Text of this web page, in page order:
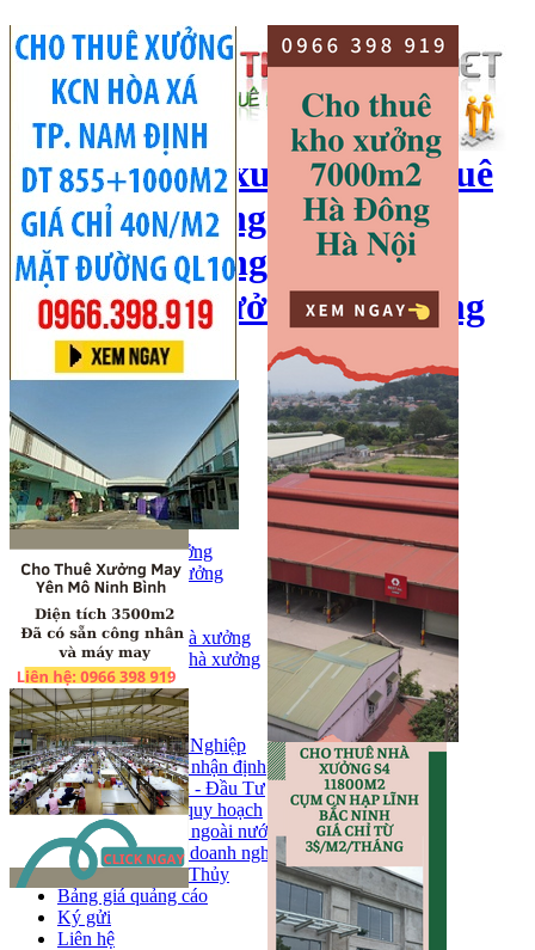
cho thuê kho xưởng, cho thuê
kho, kho xưởng hà nội, cho
thuê nhà xưởng, cho thuê
xưởng, kho xưởng hải dương
Hotline:0966 398 919
Đăng ký
Đăng tin bán/cho thuê
Trang chủ
Bán kho, nhà xưởng
Bán kho xưởng
Kho
Mặt bằng
Cho thuê kho, nhà xưởng
Cho thuê nhà xưởng
Kho
Mặt bằng
Tin tức
Khu Công Nghiệp
Phân tích - nhận định
Chính sách - Đầu Tư
Thông tin quy hoạch
Thị trường ngoài nước
Hoạt động doanh nghiẹp
Tin Phong Thủy
Bảng giá quảng cáo
Ký gửi
Liên hệ